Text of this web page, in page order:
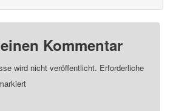
Kommentar
wird nicht veröffentlicht. Erforderliche